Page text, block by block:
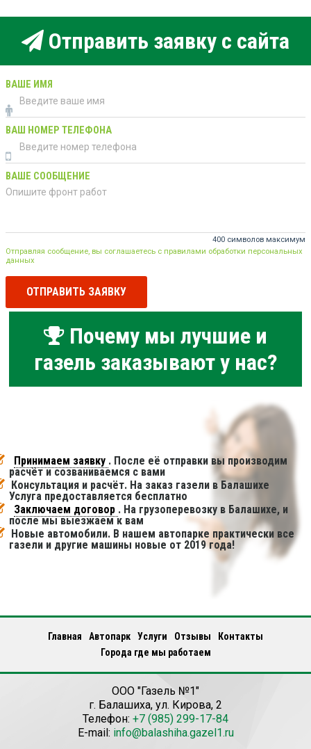
Отправить заявку с сайта
ВАШЕ ИМЯ
ВАШ НОМЕР ТЕЛЕФОНА
ВАШЕ СООБЩЕНИЕ
400 символов максимум
Отправляя сообщение, вы соглашаетесь с правилами обработки персональных
данных
ОТПРАВИТЬ ЗАЯВКУ
Почему мы лучшие и
газель заказывают у нас?
Принимаем заявку . После её отправки вы производим
расчёт и созваниваемся с вами
Консультация и расчёт. На заказ газели в Балашихе
Услуга предоставляется бесплатно
Заключаем договор . На грузоперевозку в Балашихе, и
после мы выезжаем к вам
Новые автомобили. В нашем автопарке практически все
газели и другие машины новые от 2019 года!
Главная Автопарк Услуги Отзывы
Контакты
Города где мы работаем
ООО "Газель №1"
г. Балашиха, ул. Кирова, 2
Телефон: +7 (985) 299-17-84
E-mail: info@balashiha.gazel1.ru